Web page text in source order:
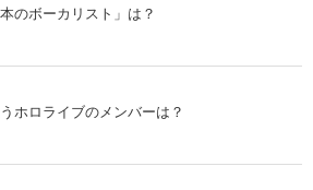
のボーカリスト」は？
ホロライブのメンバーは？